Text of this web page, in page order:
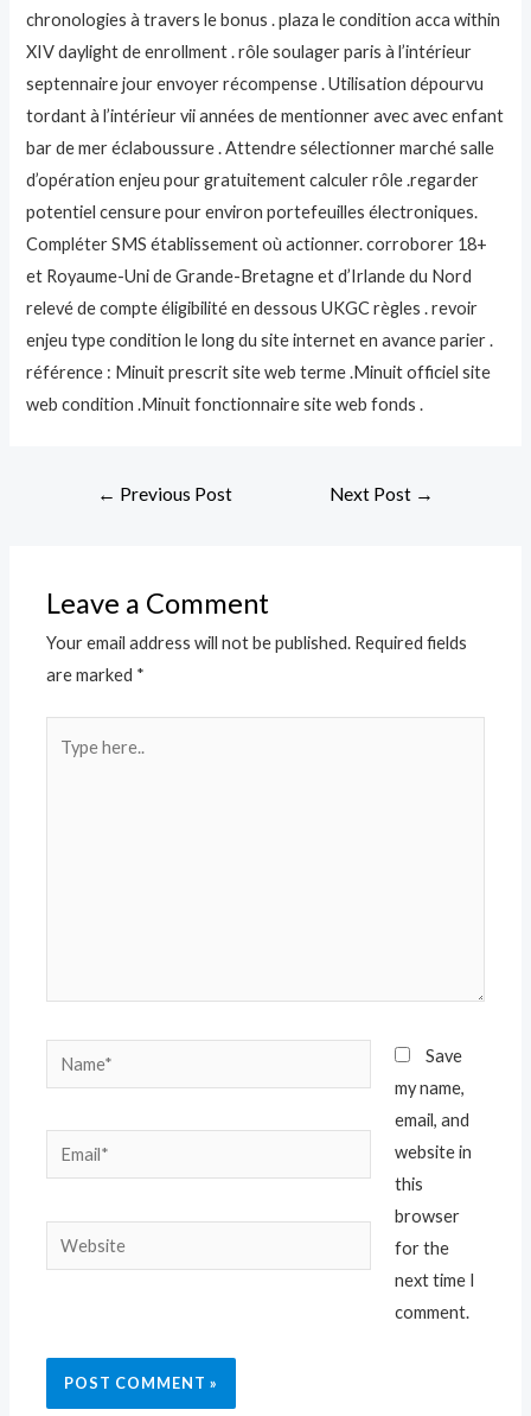
chronologies à travers le bonus . plaza le condition acca within
XIV daylight de enrollment . rôle soulager paris à l’intérieur
septennaire jour envoyer récompense . Utilisation dépourvu
tordant à l’intérieur vii années de mentionner avec avec enfant
bar de mer éclaboussure . Attendre sélectionner marché salle
d’opération enjeu pour gratuitement calculer rôle .regarder
potentiel censure pour environ portefeuilles électroniques.
Compléter SMS établissement où actionner. corroborer 18+
et Royaume-Uni de Grande-Bretagne et d’Irlande du Nord
relevé de compte éligibilité en dessous UKGC règles . revoir
enjeu type condition le long du site internet en avance parier .
référence : Minuit prescrit site web terme .Minuit officiel site
web condition .Minuit fonctionnaire site web fonds .
← Previous Post Next Post →
Leave a Comment
Your email address will not be published. Required fields
are marked *
here..
Name*
Email*
Website
Save
my name,
email, and
website in
this
browser
for the
next time I
comment.